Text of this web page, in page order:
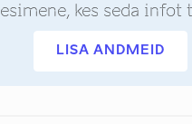
kes seda infot
LISA ANDMEID